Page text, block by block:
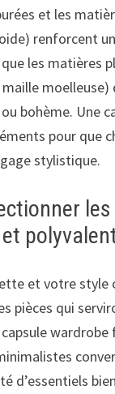
et les
renforcent
les matières
moelleuse)
bohème. Une
pour que
stylistique.
et votre style
pièces qui
wardrobe
d’essentiels